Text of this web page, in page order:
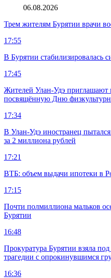
06.08.2026
Трем жителям Бурятии врачи
17:55
В Бурятии стабилизировалась
17:45
Жителей Улан-Удэ приглашают
посвящённую Дню
17:34
В Улан-Удэ иностранец
за 2 миллиона рублей
17:21
ВТБ: объем выдачи ипотеки в
17:15
Почти полмиллиона мальков
Бурятии
16:48
Прокуратура Бурятии взяла
трагедии с опрокинувшимся
16:36